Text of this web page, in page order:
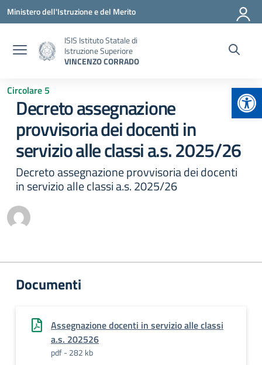
Vai ai contenuti
Vai al menu di navigazione
Vai al footer
Ministero dell'Istruzione e del Merito
ISIS Istituto Statale di
Istruzione Superiore
VINCENZO CORRADO
Circolare 5
Decreto assegnazione
provvisoria dei docenti in
servizio alle classi a.s. 2025/26
Decreto assegnazione provvisoria dei docenti
in servizio alle classi a.s. 2025/26
Documenti
Assegnazione docenti in servizio alle classi
a.s. 202526
pdf - 282 kb